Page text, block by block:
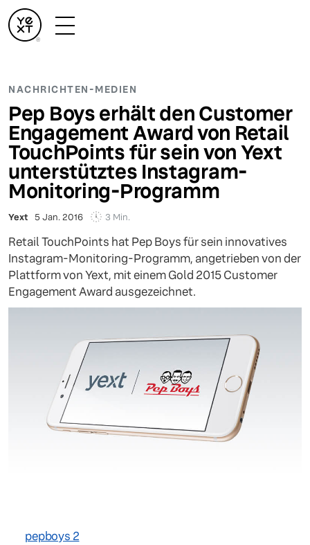
NACHRICHTEN-MEDIEN
Pep Boys erhält den Customer
Engagement Award von Retail
TouchPoints für sein von Yext
unterstütztes Instagram-
Monitoring-Programm
Yext 5 Jan. 2016 3 Min.
Retail TouchPoints hat Pep Boys für sein innovatives
Instagram-Monitoring-Programm, angetrieben von der
Plattform von Yext, mit einem Gold 2015 Customer
Engagement Award ausgezeichnet.
pepboys 2